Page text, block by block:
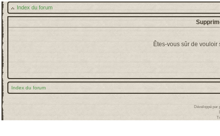
Index du forum
Êtes-vous sûr de
Index du forum
Développé par